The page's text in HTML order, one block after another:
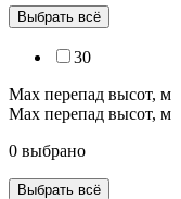
Выбрать всё
30
Max перепад высот, м
Max перепад высот, м
0 выбрано
Выбрать всё